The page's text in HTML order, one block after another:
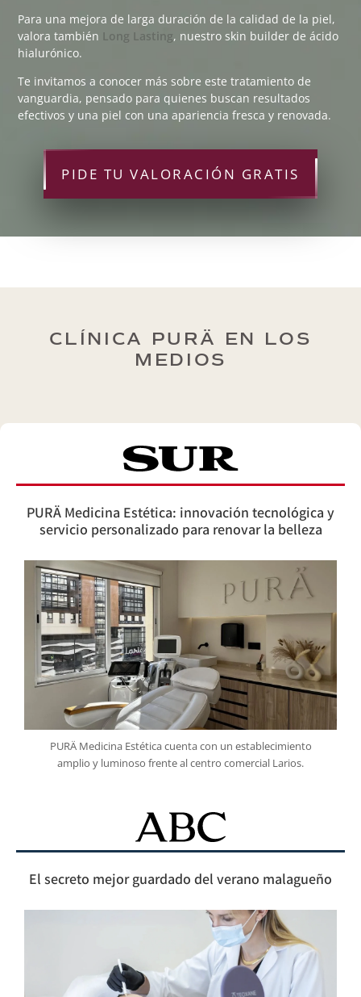
Para una mejora de larga duración de la calidad de la piel,
valora también Long Lasting, nuestro skin builder de ácido
hialurónico.
Te invitamos a conocer más sobre este tratamiento de
vanguardia, pensado para quienes buscan resultados
efectivos y una piel con una apariencia fresca y renovada.
PIDE TU VALORACIÓN GRATIS
CLÍNICA PURÄ EN LOS
MEDIOS
PURÄ Medicina Estética: innovación tecnológica y
servicio personalizado para renovar la belleza
PURÄ Medicina Estética cuenta con un establecimiento
amplio y luminoso frente al centro comercial Larios.
El secreto mejor guardado del verano malagueño